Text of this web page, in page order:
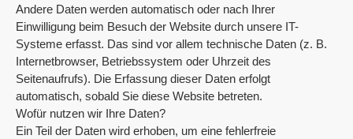
Andere Daten werden automatisch oder nach Ihrer
Einwilligung beim Besuch der Website durch unsere IT-
Systeme erfasst. Das sind vor allem technische Daten (z. B.
Internetbrowser, Betriebssystem oder Uhrzeit des
Seitenaufrufs). Die Erfassung dieser Daten erfolgt
automatisch, sobald Sie diese Website betreten.
Wofür nutzen wir Ihre Daten?
Ein Teil der Daten wird erhoben, um eine fehlerfreie